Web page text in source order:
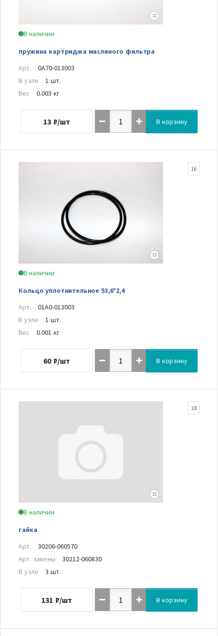
В наличии
пружина картриджа масляного фильтра
Арт.
0A70-013003
В узле
1 шт.
Вес
0.003 кг
13 ₽/шт В корзину
В наличии
Кольцо уплотнительное 53,6*2,4
16
Арт.
01A0-013003
В узле
1 шт.
Вес
0.001 кг
60 ₽/шт В корзину
В наличии
гайка
18
Арт.
30206-060570
Арт. замены
30212-060830
В узле
3 шт.
131 ₽/шт В корзину